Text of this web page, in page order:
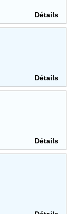
Détails
Détails
Détails